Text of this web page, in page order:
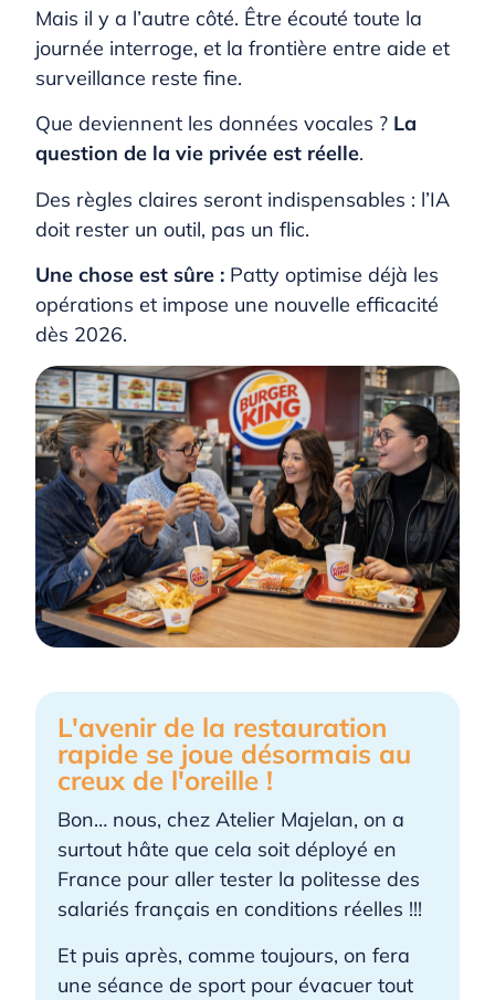
Mais il y a l’autre côté. Être écouté toute la
journée interroge, et la frontière entre aide et
surveillance reste fine.
Que deviennent les données vocales ? La
question de la vie privée est réelle.
Des règles claires seront indispensables : l’IA
doit rester un outil, pas un flic.
Une chose est sûre : Patty optimise déjà les
opérations et impose une nouvelle efficacité
dès 2026.
L'avenir de la restauration
rapide se joue désormais au
creux de l'oreille !
Bon… nous, chez Atelier Majelan, on a
surtout hâte que cela soit déployé en
France pour aller tester la politesse des
salariés français en conditions réelles !!!
Et puis après, comme toujours, on fera
une séance de sport pour évacuer tout